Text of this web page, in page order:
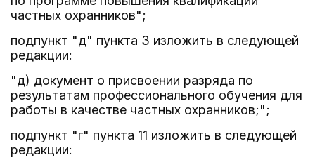
частных охранников";
подпункт "д" пункта 3 изложить в следующей
редакции:
"д) документ о присвоении разряда по
результатам профессионального обучения для
работы в качестве частных охранников;";
подпункт "г" пункта 11 изложить в следующей
редакции: